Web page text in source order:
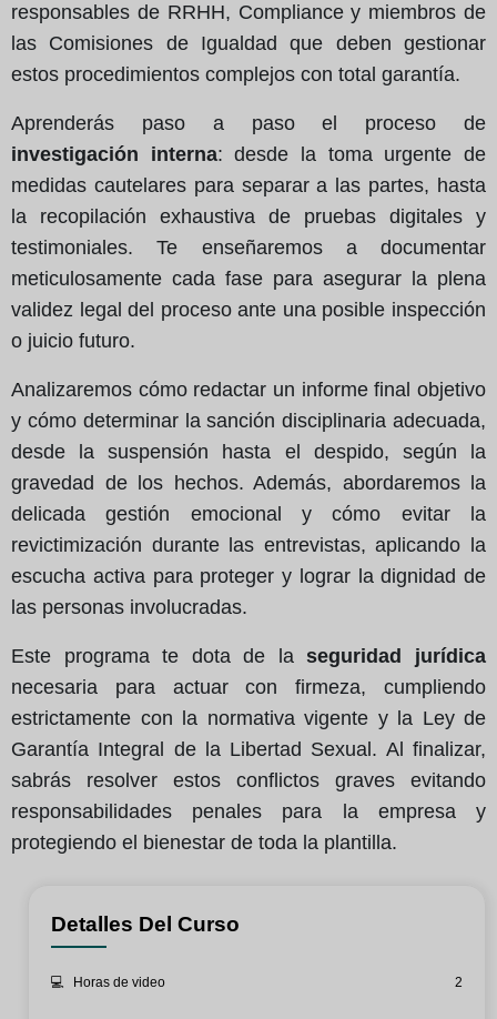
responsables de RRHH, Compliance y miembros de
las Comisiones de Igualdad que deben gestionar
estos procedimientos complejos con total garantía.
Aprenderás paso a paso el proceso de
investigación interna: desde la toma urgente de
medidas cautelares para separar a las partes, hasta
la recopilación exhaustiva de pruebas digitales y
testimoniales. Te enseñaremos a documentar
meticulosamente cada fase para asegurar la plena
validez legal del proceso ante una posible inspección
o juicio futuro.
Analizaremos cómo redactar un informe final objetivo
y cómo determinar la sanción disciplinaria adecuada,
desde la suspensión hasta el despido, según la
gravedad de los hechos. Además, abordaremos la
delicada gestión emocional y cómo evitar la
revictimización durante las entrevistas, aplicando la
escucha activa para proteger y lograr la dignidad de
las personas involucradas.
Este programa te dota de laseguridad jurídica
necesaria para actuar con firmeza, cumpliendo
estrictamente con la normativa vigente y la Ley de
Garantía Integral de la Libertad Sexual. Al finalizar,
sabrás resolver estos conflictos graves evitando
responsabilidades penales para la empresa y
protegiendo el bienestar de toda la plantilla.
Detalles Del Curso
💻 Horas de video 2